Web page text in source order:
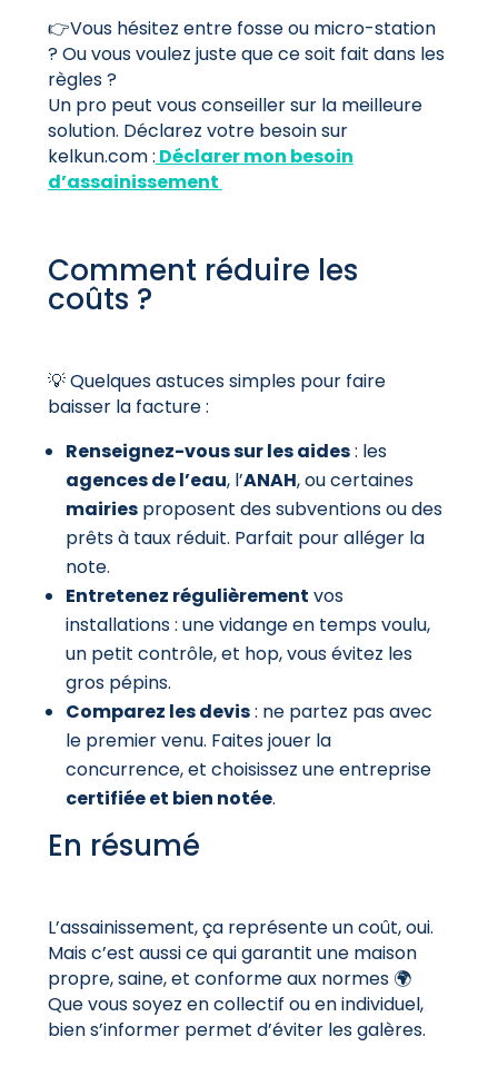
👉Vous hésitez entre fosse ou micro-station
? Ou vous voulez juste que ce soit fait dans les
règles ?
Un pro peut vous conseiller sur la meilleure
solution. Déclarez votre besoin sur
kelkun.com : Déclarer mon besoin
d’assainissement
Comment réduire les
coûts ?
💡 Quelques astuces simples pour faire
baisser la facture :
Renseignez-vous sur les aides: les
agences de l’eau, l’ANAH, ou certaines
mairiesproposent des subventions ou des
prêts à taux réduit. Parfait pour alléger la
note.
Entretenez régulièrement vos
installations : une vidange en temps voulu,
un petit contrôle, et hop, vous évitez les
gros pépins.
Comparez les devis: ne partez pas avec
le premier venu. Faites jouer la
concurrence, et choisissez une entreprise
certifiée et bien notée.
En résumé
L’assainissement, ça représente un coût, oui.
Mais c’est aussi ce qui garantit une maison
propre, saine, et conforme aux normes 🌍
Que vous soyez en collectif ou en individuel,
bien s’informer permet d’éviter les galères.